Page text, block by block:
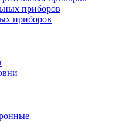
приборов
приборов